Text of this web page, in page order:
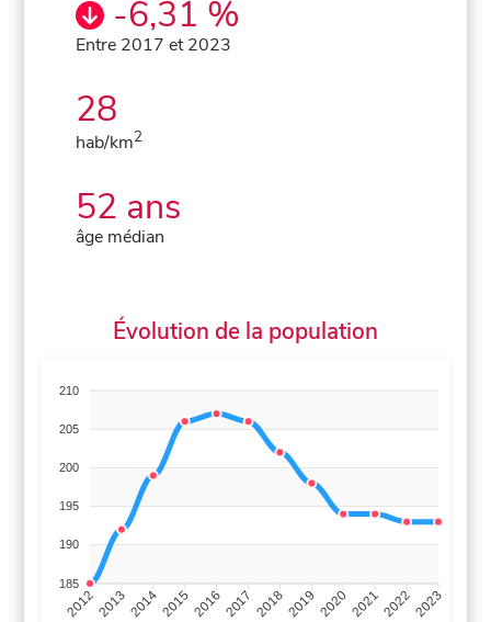
-6,31 %
Entre 2017 et 2023
28
hab/km2
52 ans
âge médian
Évolution de la population
210
205
200
195
190
185
201220132014201520162017 20182019 2020202120222023